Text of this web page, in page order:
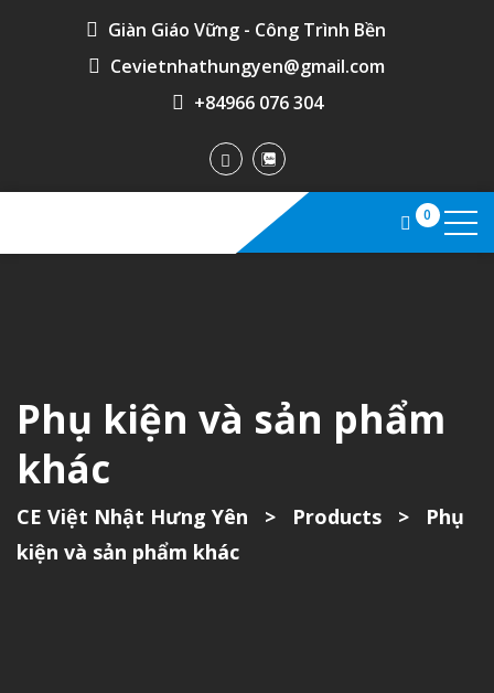
Giàn Giáo Vững - Công Trình Bền
Cevietnhathungyen@gmail.com
+84966 076 304
0
Phụ kiện và sản phẩm
khác
CE Việt Nhật Hưng Yên > Products >
Phụ
kiện và sản phẩm khác